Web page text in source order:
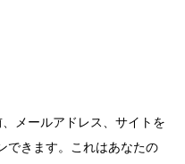
メールアドレス、サイトを
できます。これはあなたの